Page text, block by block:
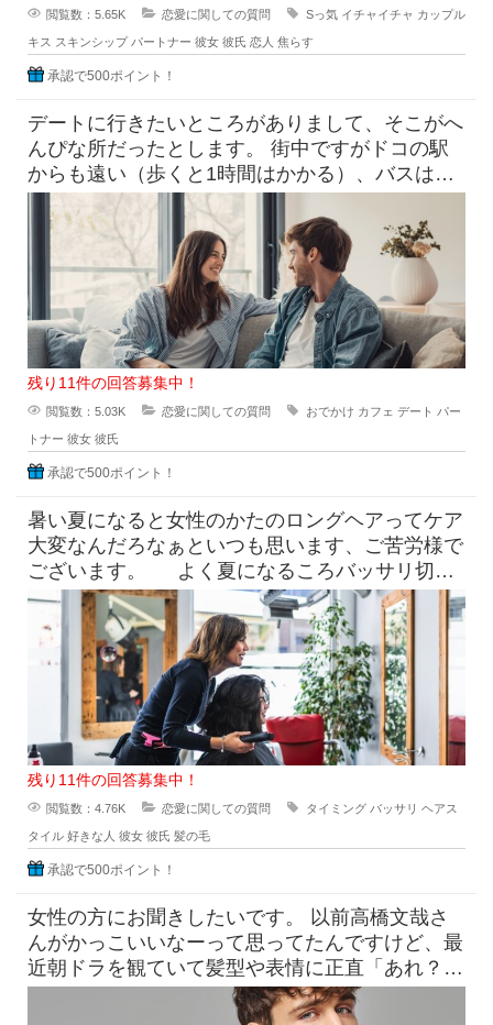
閲覧数：5.65K 恋愛に関しての質問 Sっ気 イチャイチャ カップル
キス スキンシップ パートナー 彼女 彼氏 恋人 焦らす
承認で500ポイント！
デートに行きたいところがありまして、そこがへ
んぴな所だったとします。 街中ですがドコの駅
からも遠い（歩くと1時間はかかる）、バスは出
てるけど本数少なめ。 目
残り11件の回答募集中！
閲覧数：5.03K 恋愛に関しての質問 おでかけ カフェ デート パー
トナー 彼女 彼氏
承認で500ポイント！
暑い夏になると女性のかたのロングヘアってケア
大変なんだろなぁといつも思います、ご苦労様で
ございます。 よく夏になるころバッサリ切っ
たらどうなのよって言っ
残り11件の回答募集中！
閲覧数：4.76K 恋愛に関しての質問 タイミング バッサリ ヘアス
タイル 好きな人 彼女 彼氏 髪の毛
承認で500ポイント！
女性の方にお聞きしたいです。 以前高橋文哉さ
んがかっこいいなーって思ってたんですけど、最
近朝ドラを観ていて髪型や表情に正直「あれ？こ
んなんだっけ？」みたいにな